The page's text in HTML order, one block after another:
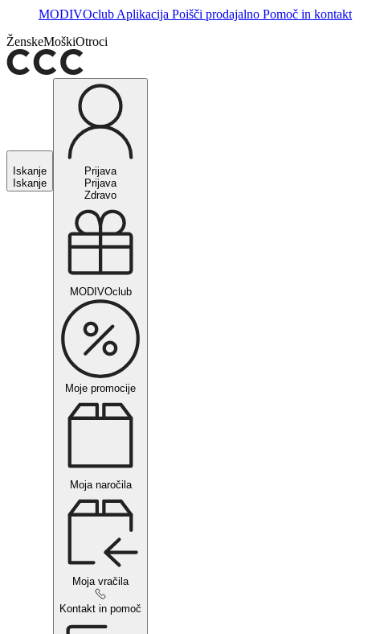
MODIVOclub Aplikacija Poišči prodajalno Pomoč in kontakt
ŽenskeMoškiOtroci
Iskanje
Iskanje
Prijava
Prijava
Zdravo
MODIVOclub
Moje promocije
Moja naročila
Moja vračila
Kontakt in pomoč